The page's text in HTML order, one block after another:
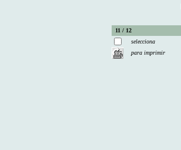
11 / 12
selecciona
para imprimir